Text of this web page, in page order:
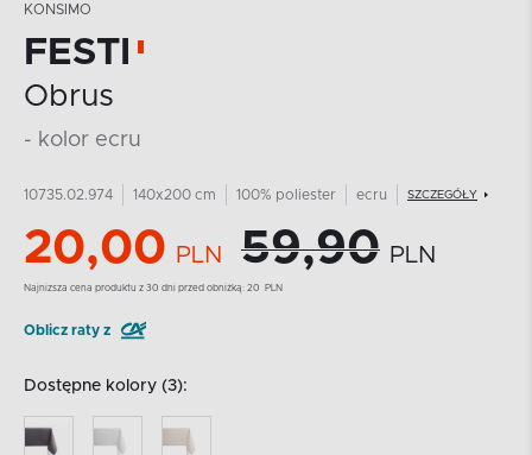
KONSIMO
FESTI
Obrus
- kolor ecru
10735.02.974 140x200 cm 100% poliester ecru SZCZEGÓŁY
20,00 PLN 59,90 PLN
Najnizsza cena produktu z 30 dni przed obniżką: 20 PLN
Oblicz raty z
Dostępne kolory (3):